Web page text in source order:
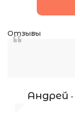
Отзывы
Андрей -